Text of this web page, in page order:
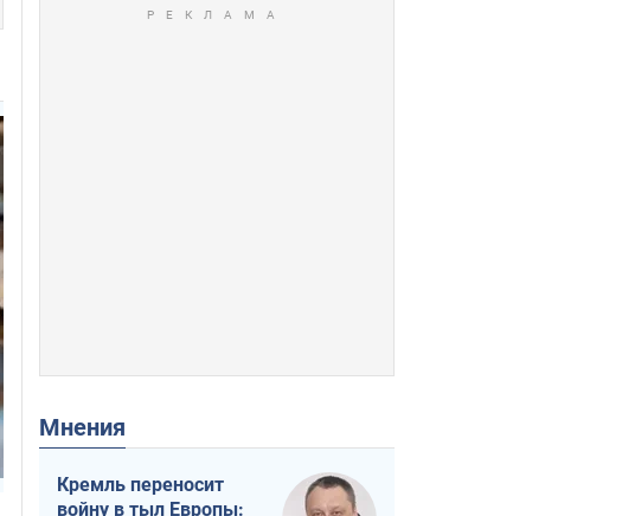
Мнения
Кремль переносит
войну в тыл Европы: